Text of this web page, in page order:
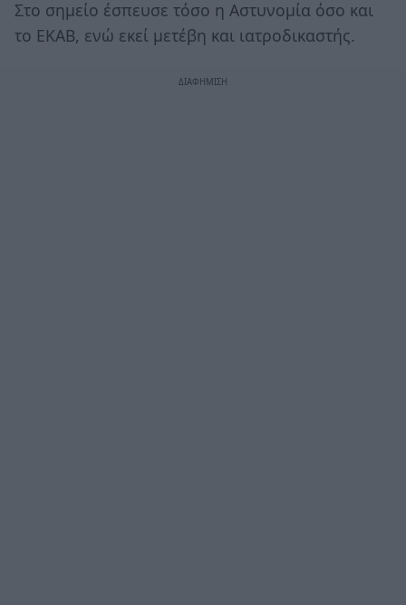
Στο σημείο έσπευσε τόσο η Αστυνομία όσο και
το ΕΚΑΒ, ενώ εκεί μετέβη και ιατροδικαστής.